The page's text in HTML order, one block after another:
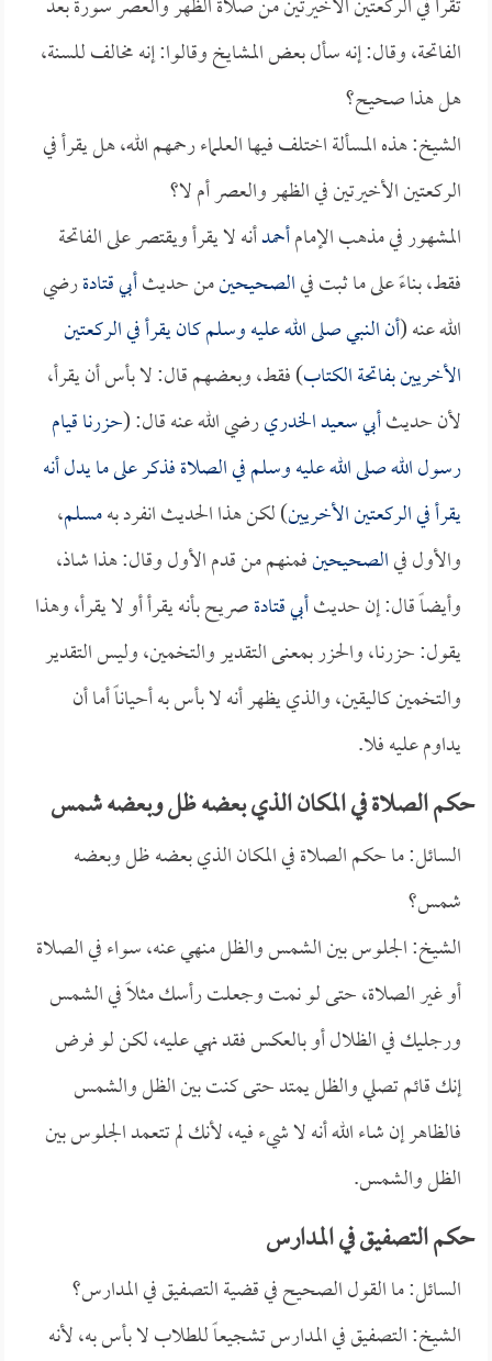
الفاتحة، وقال: إنه سأل بعض المشايخ وقالوا: إنه مخالف للسنة،
هل هذا صحيح؟
الشيخ: هذه المسألة اختلف فيها العلماء رحمهم الله، هل يقرأ في
الركعتين الأخيرتين في الظهر والعصر أم لا؟
المشهور في مذهب الإمامأحمدأنه لا يقرأ ويقتصر على الفاتحة
فقط، بناءً على ما ثبت فيالصحيحينمن حديثأبي قتادةرضي
الله عنه (أن النبي صلى الله عليه وسلم كان يقرأ في الركعتين
الأخريين بفاتحة الكتاب) فقط، وبعضهم قال: لا بأس أن يقرأ،
لأن حديثأبي سعيد الخدريرضي الله عنه قال: (حزرنا قيام
رسول الله صلى الله عليه وسلم في الصلاة فذكر على ما يدل أنه
يقرأ في الركعتين الأخريين) لكن هذا الحديث انفرد بهمسلم،
والأول فيالصحيحينفمنهم من قدم الأول وقال: هذا شاذ،
وأيضاً قال: إن حديثأبي قتادةصريح بأنه يقرأ أو لا يقرأ، وهذا
يقول: حزرنا، والحزر بمعنى التقدير والتخمين، وليس التقدير
والتخمين كاليقين، والذي يظهر أنه لا بأس به أحياناً أما أن
يداوم عليه فلا.
حكم الصلاة في المكان الذي بعضه ظل وبعضه شمس
السائل: ما حكم الصلاة في المكان الذي بعضه ظل وبعضه
شمس؟
الشيخ: الجلوس بين الشمس والظل منهي عنه، سواء في الصلاة
أو غير الصلاة، حتى لو نمت وجعلت رأسك مثلاً في الشمس
ورجليك في الظلال أو بالعكس فقد نهي عليه، لكن لو فرض
إنك قائم تصلي والظل يمتد حتى كنت بين الظل والشمس
فالظاهر إن شاء الله أنه لا شيء فيه، لأنك لم تتعمد الجلوس بين
الظل والشمس.
حكم التصفيق في المدارس
السائل: ما القول الصحيح في قضية التصفيق في المدارس؟
الشيخ: التصفيق في المدارس تشجيعاً للطلاب لا بأس به، لأنه